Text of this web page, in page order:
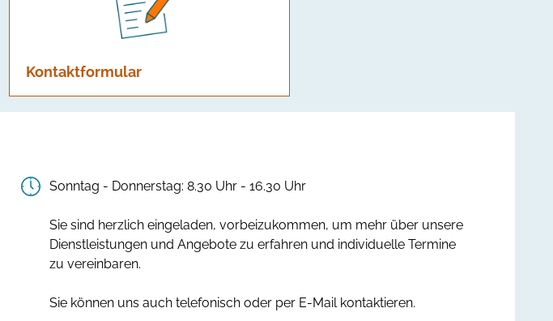
Kontaktformular
Sonntag - Donnerstag: 8.30 Uhr - 16.30 Uhr
Sie sind herzlich eingeladen, vorbeizukommen, um mehr über unsere
Dienstleistungen und Angebote zu erfahren und individuelle Termine
zu vereinbaren.
Sie können uns auch telefonisch oder per E-Mail kontaktieren.